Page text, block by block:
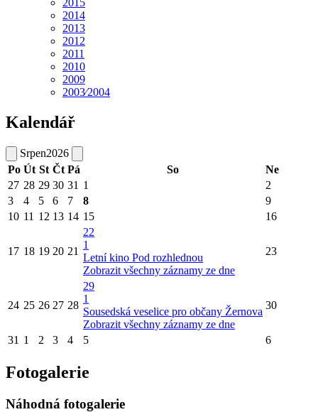
2015
2014
2013
2012
2011
2010
2009
2003⁄2004
Kalendář
Srpen2026
Po Út St Čt Pá So
Ne
27 28 29 30 31 1
2
3
4 5 6 7 8
9
10 11 12 13 14 15 16
17 18 19 20 21
22
1
Letní kino Pod rozhlednou
Zobrazit všechny záznamy ze dne
23
24 25 26 27 28
29
1
Sousedská veselice pro občany Žernova
Zobrazit všechny záznamy ze dne
30
31 1 2 3 4 5 6
Fotogalerie
Náhodná fotogalerie